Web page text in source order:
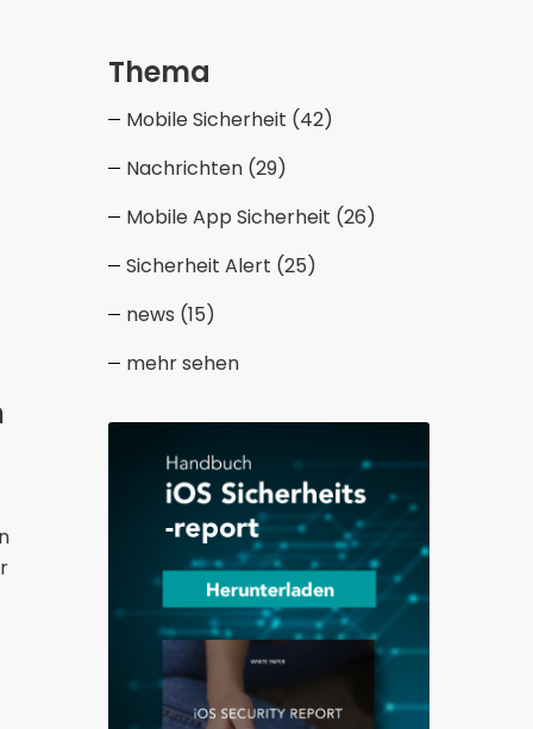
Thema
Mobile Sicherheit (42)
Nachrichten (29)
Mobile App Sicherheit (26)
Sicherheit Alert (25)
news (15)
mehr sehen